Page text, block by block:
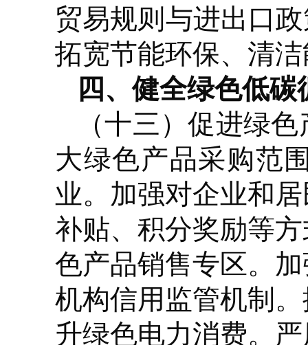
贸易规则与进出口
拓宽节能环保、清
四、健全绿色低
（十三）促进绿
大绿色产品采购范
业。加强对企业和
补贴、积分奖励等
色产品销售专区。
机构信用监管机制
升绿色电力消费。